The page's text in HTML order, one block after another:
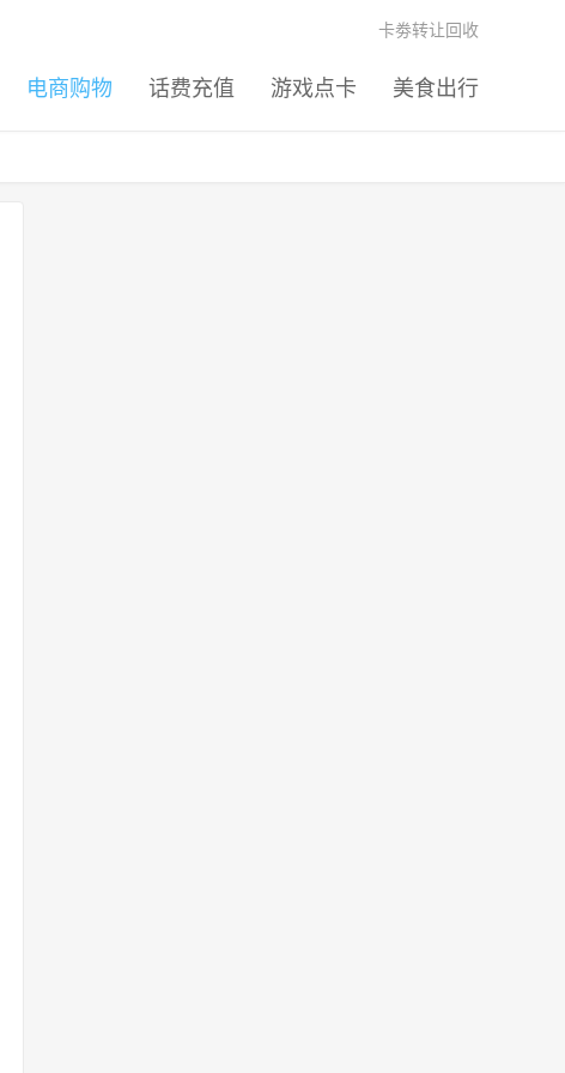
电商购物 话费充值 游戏点卡 美食出行
卡劵转让回收